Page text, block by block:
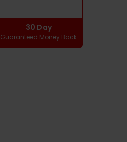
30 Day
Guaranteed Money Back